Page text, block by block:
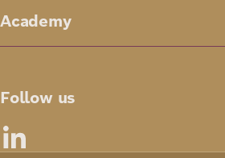
Academy
Follow us